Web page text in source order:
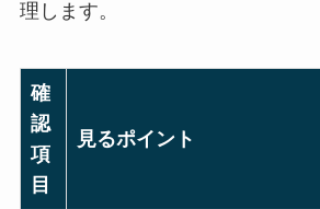
理します。
確
認
項
目
見るポイント